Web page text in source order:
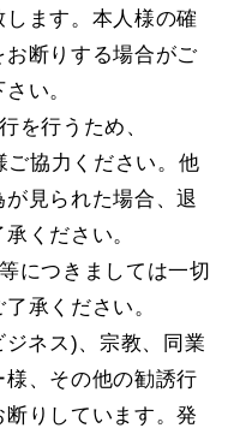
ます。本人様の確
断りする場合がご
い。
を行うため、
ご協力ください。他
見られた場合、退
ください。
につきましては一切
承ください。
ネス)、宗教、同業
、その他の勧誘行
りしています。発